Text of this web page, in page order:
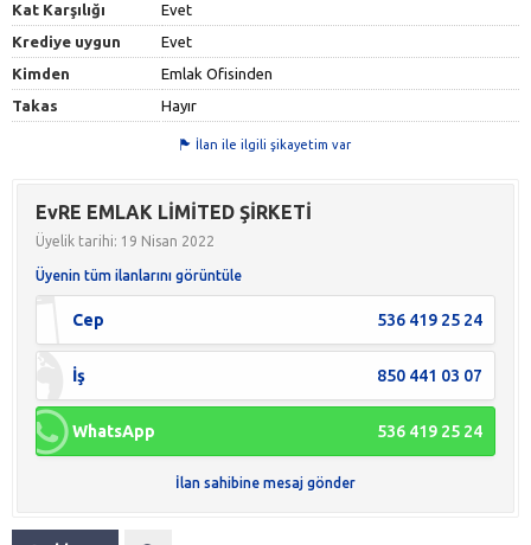
Kat Karşılığı
Evet
Krediye uygun
Evet
Kimden
Emlak Ofisinden
Takas
Hayır
İlan ile ilgili şikayetim var
EvRE EMLAK LİMİTED ŞİRKETİ
Üyelik tarihi: 19 Nisan 2022
Üyenin tüm ilanlarını görüntüle
Cep 536 419 25 24
İş 850 441 03 07
WhatsApp 536 419 25 24
İlan sahibine mesaj gönder